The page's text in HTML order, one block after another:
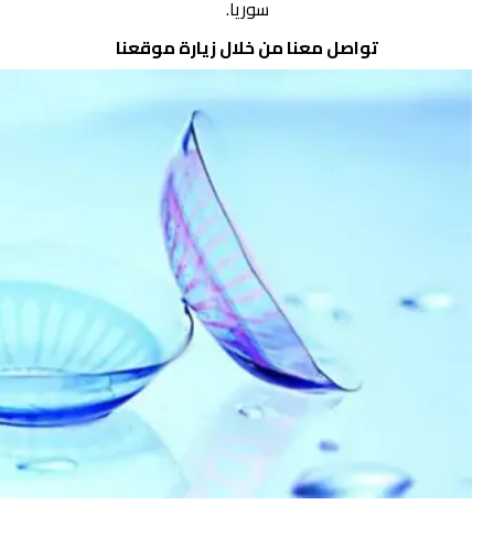
سوريا.
تواصل معنا من خلال زيارةموقعنا